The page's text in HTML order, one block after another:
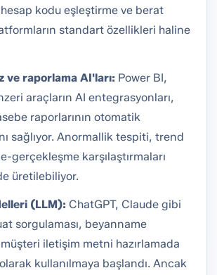
hesap kodu eşleştirme ve berat
standart özellikleri haline
ve raporlama AI'ları: Power BI,
araçların AI entegrasyonları,
raporlarının otomatik
sağlıyor. Anormallik tespiti, trend
gerçekleşme karşılaştırmaları
üretilebiliyor.
(LLM): ChatGPT, Claude gibi
sorgulaması, beyanname
iletişim metni hazırlamada
kullanılmaya başlandı. Ancak